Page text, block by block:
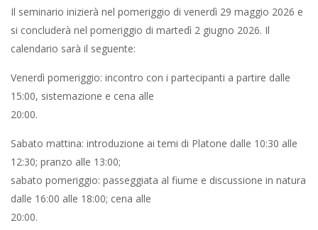
Il seminario inizierà nel pomeriggio di venerdì 29 maggio 2026 e
si concluderà nel pomeriggio di martedì 2 giugno 2026. Il
calendario sarà il seguente:
Venerdì pomeriggio: incontro con i partecipanti a partire dalle
15:00, sistemazione e cena alle
20:00.
Sabato mattina: introduzione ai temi di Platone dalle 10:30 alle
12:30; pranzo alle 13:00;
sabato pomeriggio: passeggiata al fiume e discussione in natura
dalle 16:00 alle 18:00; cena alle
20:00.